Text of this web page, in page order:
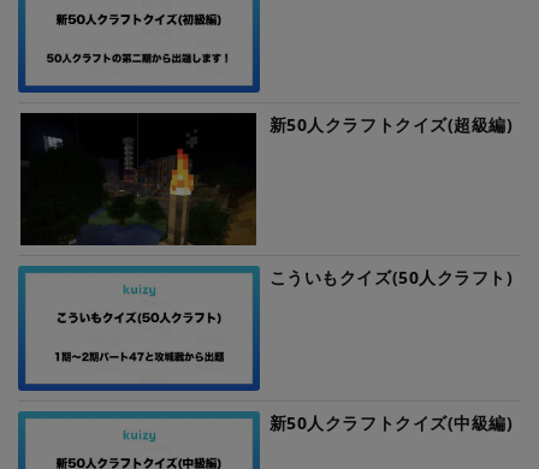
新50人クラフトクイズ(超級編)
こういもクイズ(50人クラフト)
新50人クラフトクイズ(中級編)